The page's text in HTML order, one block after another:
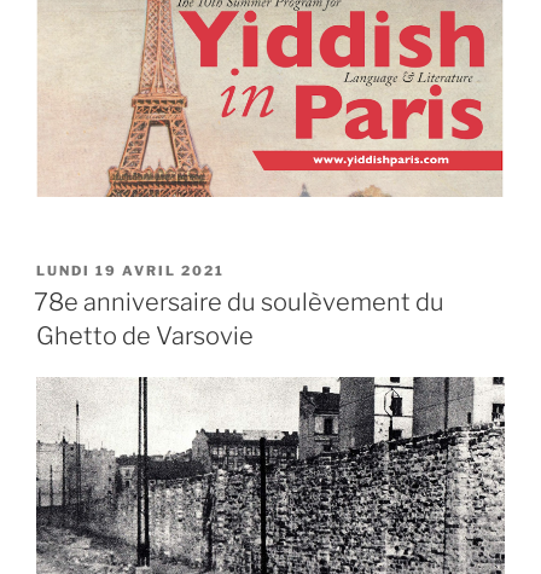
PUBLIÉ
LE
LUNDI 19 AVRIL 2021
78e anniversaire du soulèvement du
Ghetto de Varsovie